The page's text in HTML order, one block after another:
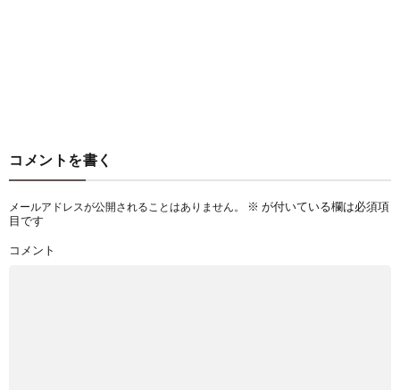
コメントを書く
メールアドレスが公開されることはありません。 ※ が付いている欄は必須項
目です
コメント